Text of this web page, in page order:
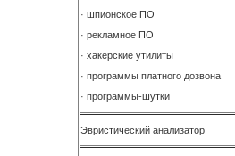
· шпионское ПО
· рекламное ПО
· хакерские утилиты
· программы платного дозвона
· программы-шутки
Эвристический анализатор